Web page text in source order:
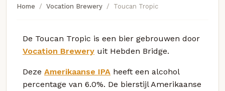
Home Vocation Brewery Toucan Tropic
De Toucan Tropic is een bier gebrouwen door
Vocation Brewery uit Hebden Bridge.
Deze Amerikaanse IPA heeft een alcohol
percentage van 6.0%. De bierstijl Amerikaanse